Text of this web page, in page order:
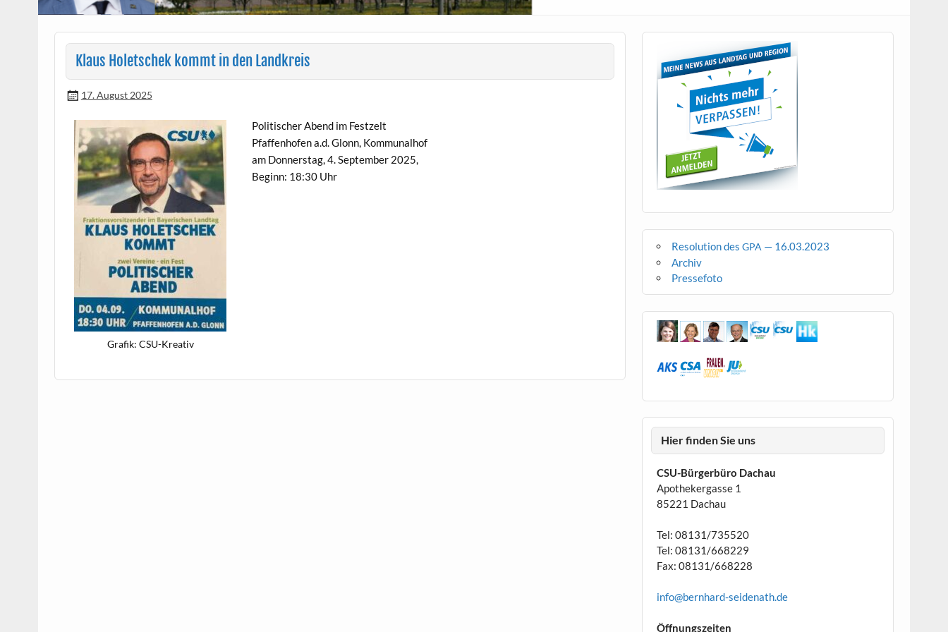
Klaus Holetschek kommt in den Landkreis
17. August 2025
Grafik: CSU-Kreativ
Poli­tis­ch­er Abend im Festzelt
Pfaf­fen­hofen a.d. Glonn, Kommunalhof
am Don­ner­stag, 4. Sep­tem­ber 2025,
Beginn: 18:30 Uhr
Resolution desGPA — 16.03.2023
Archiv
Pressefoto
Hier finden Sie uns
CSU-Bürgerbüro Dachau
Apothekergasse 1
85221 Dachau
Tel: 08131/735520
Tel: 08131/668229
Fax: 08131/668228
info@bernhard-seidenath.de
Öffnungszeiten